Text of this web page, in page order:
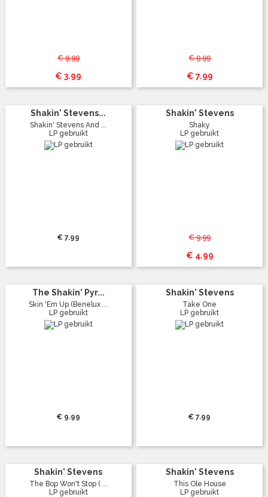
€ 9.99
€ 3.99
€ 9.99
€ 7.99
Shakin' Stevens...
Shakin' Stevens And ...
LP gebruikt
€ 7.99
Shakin' Stevens
Shaky
LP gebruikt
€ 9.99
€ 4.99
The Shakin' Pyr...
Skin 'Em Up (Benelux ...
LP gebruikt
€ 9.99
Shakin' Stevens
Take One
LP gebruikt
€ 7.99
Shakin' Stevens
The Bop Won't Stop ( ...
LP gebruikt
Shakin' Stevens
This Ole House
LP gebruikt